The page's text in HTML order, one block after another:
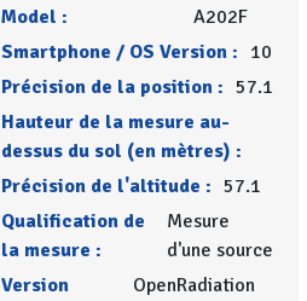
Model :
A202F
Smartphone / OS Version : 10
Précision de la position : 57.1
Hauteur de la mesure au-
dessus du sol (en mètres) :
Précision de l'altitude : 57.1
Qualification de
la mesure :
Mesure
d'une source
Version
OpenRadiation